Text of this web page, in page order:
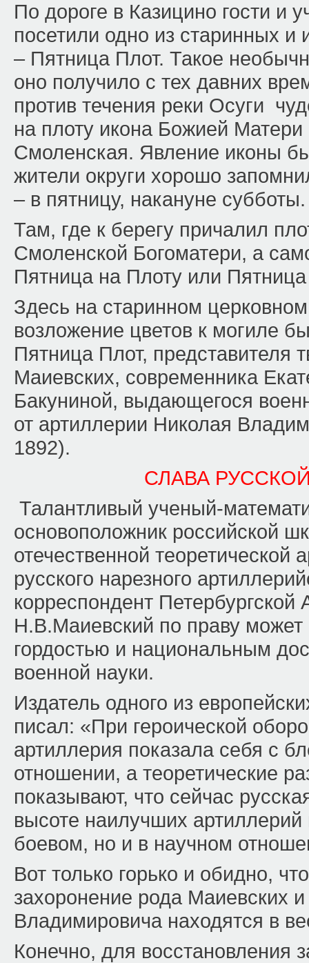
По дороге в Казицино гости и
посетили одно из старинных и
– Пятница Плот. Такое
оно получило с тех давних
против течения реки Осуги
на плоту икона Божией
Смоленская. Явление иконы
жители округи хорошо
– в пятницу, накануне субботы.
Там, где к берегу причалил
Смоленской Богоматери, а
Пятница на Плоту или
Здесь на старинном
возложение цветов к могиле
Пятница Плот, представителя
Маиевских, современника
Бакуниной, выдающегося
от артиллерии Николая
1892).
СЛАВА
Талантливый ученый-
основоположник российской
отечественной теоретической
русского нарезного
корреспондент
Н.В.Маиевский по праву
гордостью и национальным
военной науки.
Издатель одного из
писал: «При героической
артиллерия показала себя с
отношении, а теоретические
показывают, что сейчас
высоте наилучших артиллерий
боевом, но и в научном
Вот только горько и обидно,
захоронение рода Маиевских
Владимировича находятся в
Конечно, для восстановления